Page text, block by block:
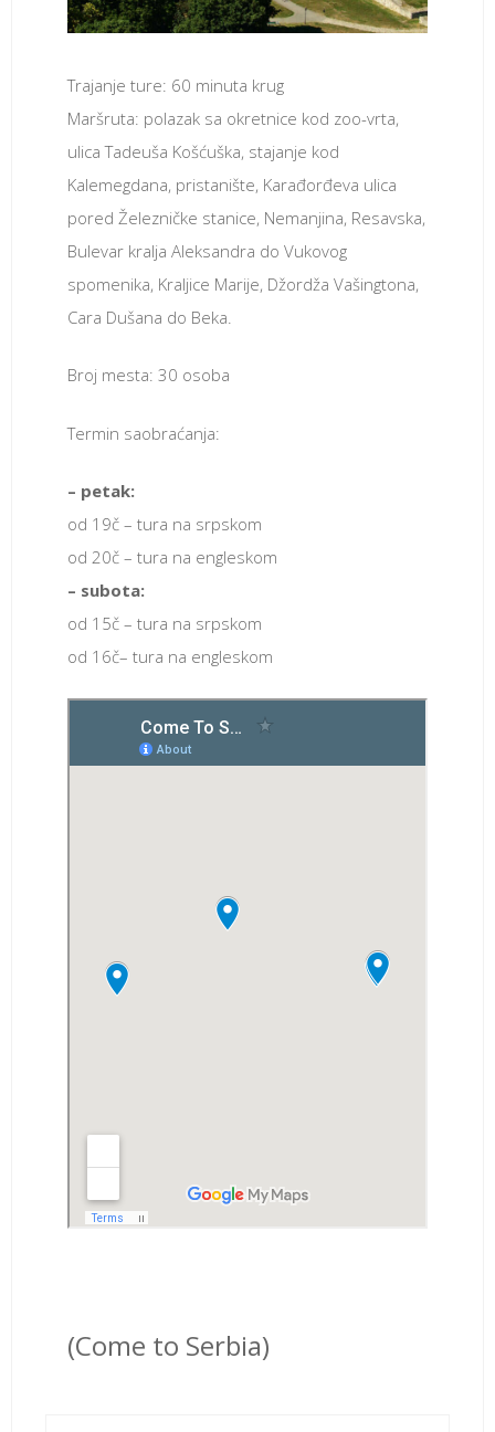
Trajanje ture: 60 minuta krug
Maršruta: polazak sa okretnice kod zoo-vrta,
ulica Tadeuša Košćuška, stajanje kod
Kalemegdana, pristanište, Karađorđeva ulica
pored Železničke stanice, Nemanjina, Resavska,
Bulevar kralja Aleksandra do Vukovog
spomenika, Kraljice Marije, Džordža Vašingtona,
Cara Dušana do Beka.
Broj mesta: 30 osoba
Termin saobraćanja:
– petak:
od 19č – tura na srpskom
od 20č – tura na engleskom
– subota:
od 15č – tura na srpskom
od 16č– tura na engleskom
(Come to Serbia)